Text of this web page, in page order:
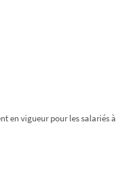
en vigueur pour les salariés à